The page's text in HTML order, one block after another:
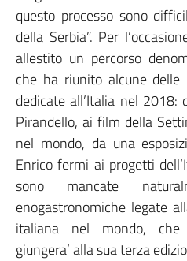
questo processo sono
della Serbia”. Per
allestito un percorso
che ha riunito alcune delle
dedicate all’Italia nel
Pirandello, ai film della
nel mondo, da una
Enrico fermi ai progetti
sono mancate
enogastronomiche legate
italiana nel mondo,
giungera’ alla sua terza